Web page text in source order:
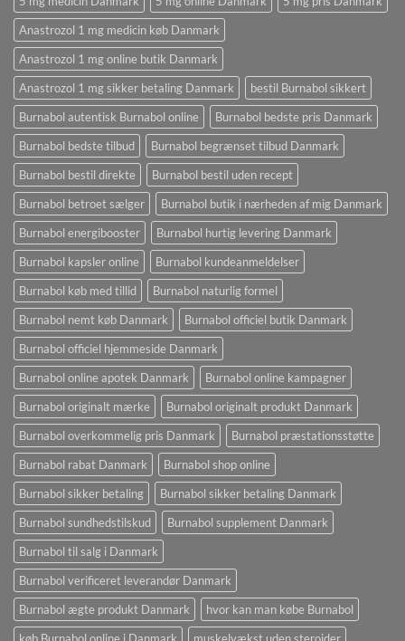
Anastrozol 1 mg medicin køb Danmark
Anastrozol 1 mg online butik Danmark
Anastrozol 1 mg sikker betaling Danmark
bestil Burnabol sikkert
Burnabol autentisk Burnabol online
Burnabol bedste pris Danmark
Burnabol bedste tilbud
Burnabol begrænset tilbud Danmark
Burnabol bestil direkte
Burnabol bestil uden recept
Burnabol betroet sælger
Burnabol butik i nærheden af ​​mig Danmark
Burnabol energibooster
Burnabol hurtig levering Danmark
Burnabol kapsler online
Burnabol kundeanmeldelser
Burnabol køb med tillid
Burnabol naturlig formel
Burnabol nemt køb Danmark
Burnabol officiel butik Danmark
Burnabol officiel hjemmeside Danmark
Burnabol online apotek Danmark
Burnabol online kampagner
Burnabol originalt mærke
Burnabol originalt produkt Danmark
Burnabol overkommelig pris Danmark
Burnabol præstationsstøtte
Burnabol rabat Danmark
Burnabol shop online
Burnabol sikker betaling
Burnabol sikker betaling Danmark
Burnabol sundhedstilskud
Burnabol supplement Danmark
Burnabol til salg i Danmark
Burnabol verificeret leverandør Danmark
Burnabol ægte produkt Danmark
hvor kan man købe Burnabol